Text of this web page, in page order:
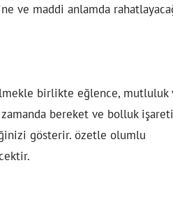
ve maddi anlamda
birlikte eğlence, mutluluk
bereket ve bolluk
gösterir. özetle olumlu